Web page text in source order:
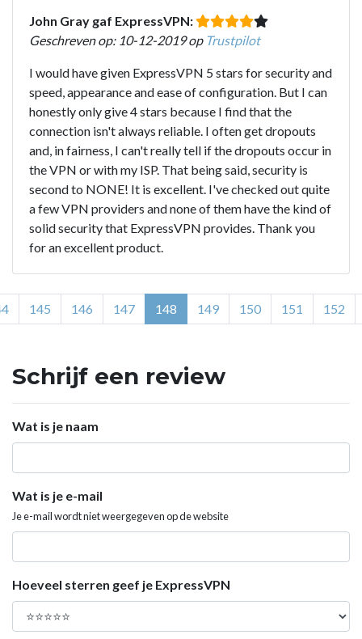
John Gray gaf ExpressVPN:
Geschreven op: 10-12-2019 op Trustpilot
I would have given ExpressVPN 5 stars for security and
speed, appearance and ease of configuration. But I can
honestly only give 4 stars because I find that the
connection isn't always reliable. I often get dropouts
and, in fairness, I can't really tell if the dropouts occur in
the VPN or with my ISP. That being said, security is
second to NONE! It is excellent. I've checked out quite
a few VPN providers and none of them have the kind of
solid security that ExpressVPN provides. Thank you
for an excellent product.
145 146 147 148 149 150 151 152
Schrijf een review
Wat is je naam
Wat is je e-mail
Je e-mail wordt niet weergegeven op de website
Hoeveel sterren geef je ExpressVPN